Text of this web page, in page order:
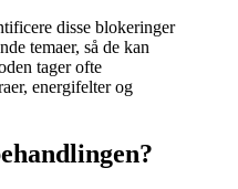
disse blokeringer
temaer, så de kan
tager ofte
energifelter og